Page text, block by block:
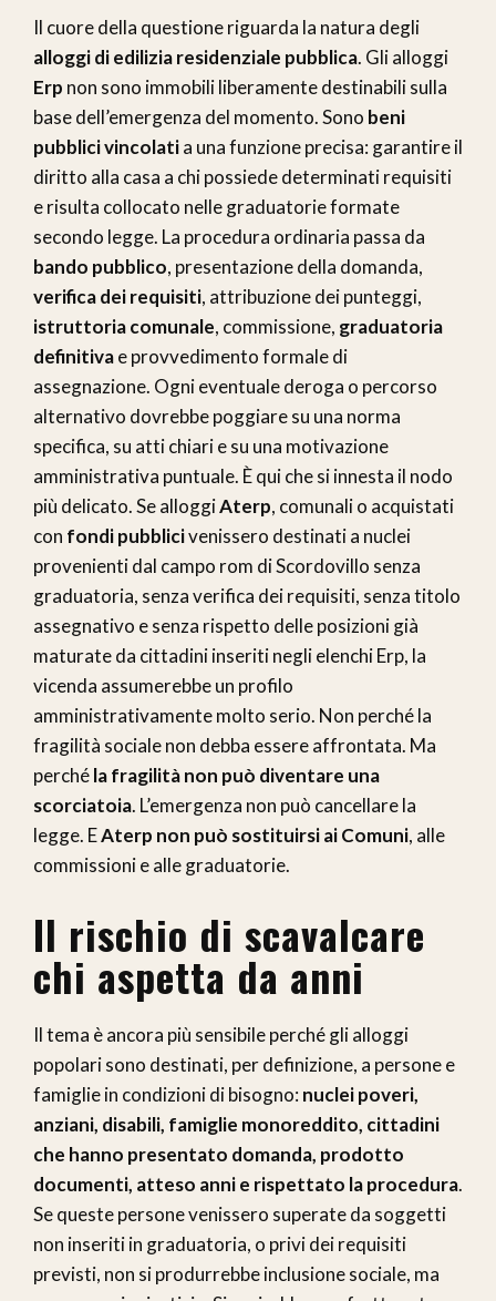
Il cuore della questione riguarda la natura degli
alloggi di edilizia residenziale pubblica. Gli alloggi
Erp non sono immobili liberamente destinabili sulla
base dell’emergenza del momento. Sono beni
pubblici vincolatia una funzione precisa: garantire il
diritto alla casa a chi possiede determinati requisiti
e risulta collocato nelle graduatorie formate
secondo legge. La procedura ordinaria passa da
bando pubblico, presentazione della domanda,
verifica dei requisiti, attribuzione dei punteggi,
istruttoria comunale, commissione, graduatoria
definitivae provvedimento formale di
assegnazione. Ogni eventuale deroga o percorso
alternativo dovrebbe poggiare su una norma
specifica, su atti chiari e su una motivazione
amministrativa puntuale. È qui che si innesta il nodo
più delicato. Se alloggiAterp, comunali o acquistati
con fondi pubblicivenissero destinati a nuclei
provenienti dal campo rom di Scordovillo senza
graduatoria, senza verifica dei requisiti, senza titolo
assegnativo e senza rispetto delle posizioni già
maturate da cittadini inseriti negli elenchi Erp, la
vicenda assumerebbe un profilo
amministrativamente molto serio. Non perché la
fragilità sociale non debba essere affrontata. Ma
perchéla fragilità non può diventare una
scorciatoia. L’emergenza non può cancellare la
legge. EAterp non può sostituirsi ai Comuni, alle
commissioni e alle graduatorie.
Il rischio di scavalcare
chi aspetta da anni
Il tema è ancora più sensibile perché gli alloggi
popolari sono destinati, per definizione, a persone e
famiglie in condizioni di bisogno: nuclei poveri,
anziani, disabili, famiglie monoreddito, cittadini
che hanno presentato domanda, prodotto
documenti, atteso anni e rispettato la procedura.
Se queste persone venissero superate da soggetti
non inseriti in graduatoria, o privi dei requisiti
previsti, non si produrrebbe inclusione sociale, ma